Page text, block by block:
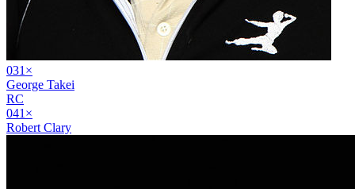
031 ×
George Takei
RC
041 ×
Robert Clary